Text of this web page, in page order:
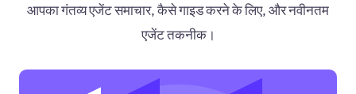
आपका गंतव्य एजेंट समाचार, कैसे गाइड करने के लिए, और नवीनतम
एजेंट तकनीक।